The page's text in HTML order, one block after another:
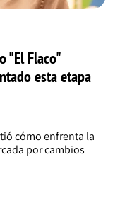
"El Flaco"
esta etapa
cómo enfrenta la
por cambios